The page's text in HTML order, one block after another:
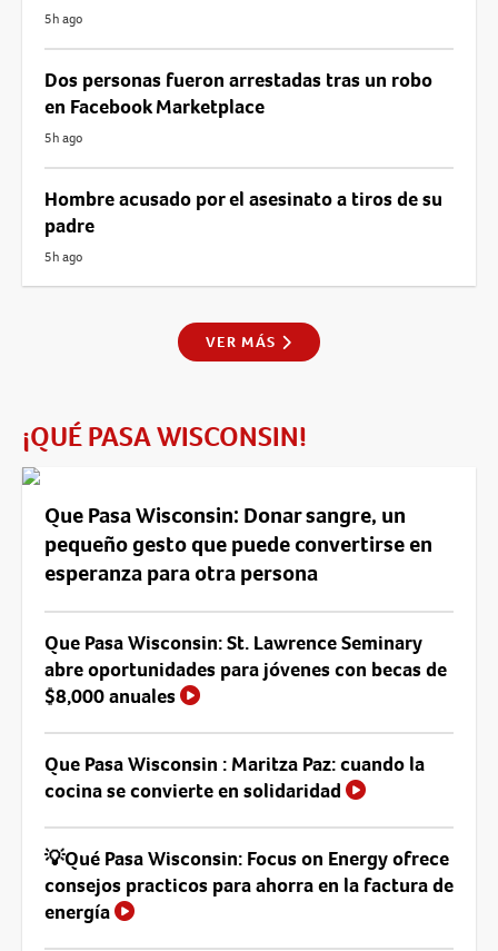
5h ago
Dos personas fueron arrestadas tras un robo
en Facebook Marketplace
5h ago
Hombre acusado por el asesinato a tiros de su
padre
5h ago
VER MÁS
¡QUÉ PASA WISCONSIN!
Que Pasa Wisconsin: Donar sangre, un
pequeño gesto que puede convertirse en
esperanza para otra persona
Que Pasa Wisconsin: St. Lawrence Seminary
abre oportunidades para jóvenes con becas de
$8,000 anuales
Que Pasa Wisconsin : Maritza Paz: cuando la
cocina se convierte en solidaridad
💡Qué Pasa Wisconsin: Focus on Energy ofrece
consejos practicos para ahorra en la factura de
energía